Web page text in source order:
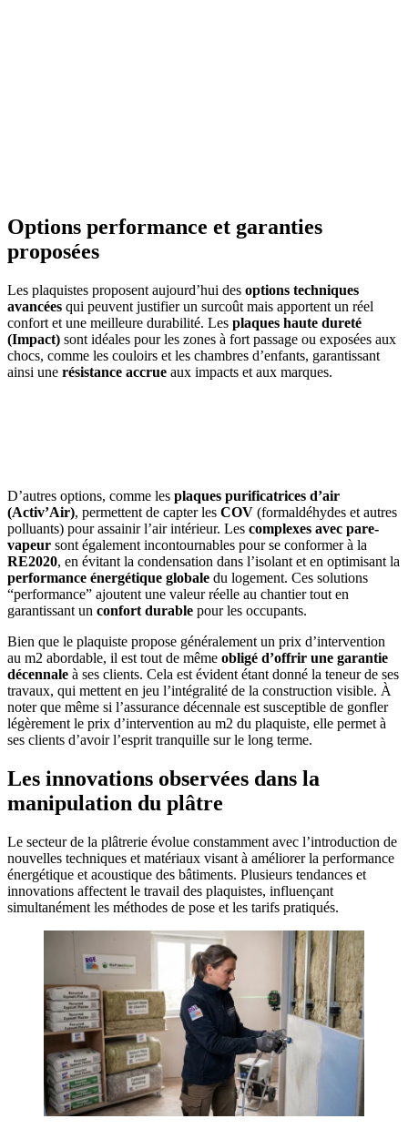
Options performance et garanties
proposées
Les plaquistes proposent aujourd’hui des options techniques
avancées qui peuvent justifier un surcoût mais apportent un réel
confort et une meilleure durabilité. Les plaques haute dureté
(Impact) sont idéales pour les zones à fort passage ou exposées aux
chocs, comme les couloirs et les chambres d’enfants, garantissant
ainsi une résistance accrue aux impacts et aux marques.
D’autres options, comme les plaques purificatrices d’air
(Activ’Air), permettent de capter les COV (formaldéhydes et autres
polluants) pour assainir l’air intérieur. Les complexes avec pare-
vapeur sont également incontournables pour se conformer à la
RE2020, en évitant la condensation dans l’isolant et en optimisant la
performance énergétique globale du logement. Ces solutions
“performance” ajoutent une valeur réelle au chantier tout en
garantissant un confort durable pour les occupants.
Bien que le plaquiste propose généralement un prix d’intervention
au m2 abordable, il est tout de même obligé d’offrir une garantie
décennale à ses clients. Cela est évident étant donné la teneur de ses
travaux, qui mettent en jeu l’intégralité de la construction visible. À
noter que même si l’assurance décennale est susceptible de gonfler
légèrement le prix d’intervention au m2 du plaquiste, elle permet à
ses clients d’avoir l’esprit tranquille sur le long terme.
Les innovations observées dans la
manipulation du plâtre
Le secteur de la plâtrerie évolue constamment avec l’introduction de
nouvelles techniques et matériaux visant à améliorer la performance
énergétique et acoustique des bâtiments. Plusieurs tendances et
innovations affectent le travail des plaquistes, influençant
simultanément les méthodes de pose et les tarifs pratiqués.